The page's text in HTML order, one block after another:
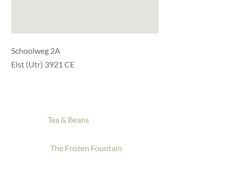
Schoolweg 2A
Elst (Utr) 3921 CE
Tea & Beans
The Frozen Fountain